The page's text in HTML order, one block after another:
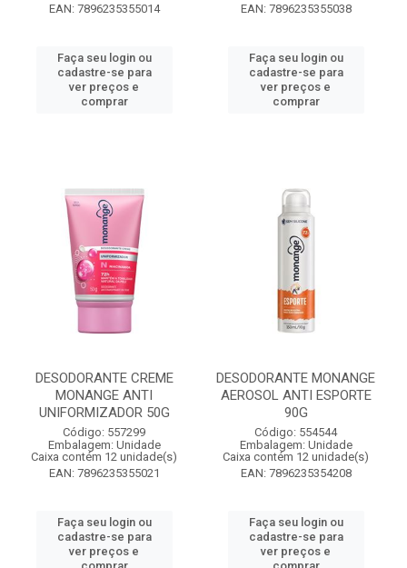
EAN: 7896235355014
Faça seu login ou
cadastre-se para
ver preços e
comprar
EAN: 7896235355038
Faça seu login ou
cadastre-se para
ver preços e
comprar
DESODORANTE CREME
MONANGE ANTI
UNIFORMIZADOR 50G
Código: 557299
Embalagem: Unidade
Caixa contém 12 unidade(s)
EAN: 7896235355021
Faça seu login ou
cadastre-se para
ver preços e
DESODORANTE MONANGE
AEROSOL ANTI ESPORTE
90G
Código: 554544
Embalagem: Unidade
Caixa contém 12 unidade(s)
EAN: 7896235354208
Faça seu login ou
cadastre-se para
ver preços e